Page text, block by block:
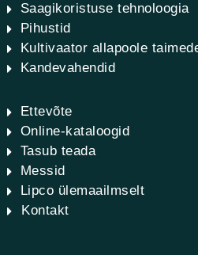
Saagikoristuse tehnoloogia
Pihustid
Kultivaator allapoole
Kandevahendid
Ettevõte
Online-kataloogid
Tasub teada
Messid
Lipco ülemaailmselt
Kontakt